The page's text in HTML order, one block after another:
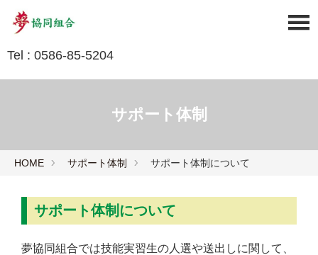
Tel : 0586-85-5204
サポート体制
HOME サポート体制 サポート体制について
サポート体制について
夢協同組合では技能実習生の人選や送出しに関して、